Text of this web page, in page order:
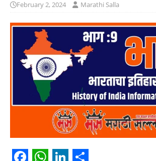
February 2, 2024 Marathi Salla